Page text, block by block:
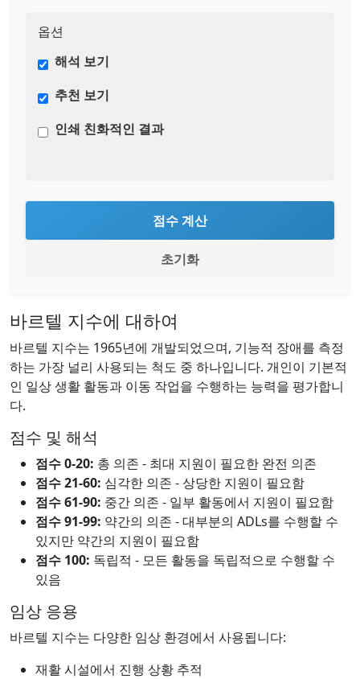
옵션
해석 보기
추천 보기
인쇄 친화적인 결과
점수 계산
초기화
바르텔 지수에 대하여
바르텔 지수는 1965년에 개발되었으며, 기능적 장애를 측정
하는 가장 널리 사용되는 척도 중 하나입니다. 개인이 기본적
인 일상 생활 활동과 이동 작업을 수행하는 능력을 평가합니
다.
점수 및 해석
점수 0-20: 총 의존 - 최대 지원이 필요한 완전 의존
점수 21-60: 심각한 의존 - 상당한 지원이 필요함
점수 61-90: 중간 의존 - 일부 활동에서 지원이 필요함
점수 91-99: 약간의 의존 - 대부분의 ADLs를 수행할 수
있지만 약간의 지원이 필요함
점수 100: 독립적 - 모든 활동을 독립적으로 수행할 수
있음
임상 응용
바르텔 지수는 다양한 임상 환경에서 사용됩니다:
재활 시설에서 진행 상황 추적